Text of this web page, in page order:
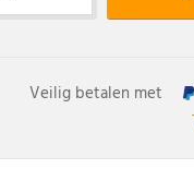
Veilig betalen met